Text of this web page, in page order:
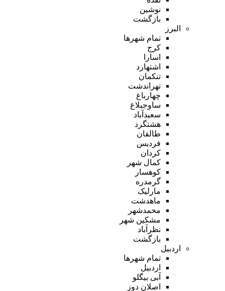
نوشین
بازگشت
البرز
تمام شهر‌ها
کرج
اسارا
اشتهارد
تنکمان
تهراندشت
چهارباغ
ساوجبلاغ
سعیدآباد
هشتگرد
طالقان
فردیس
کردان
کمال شهر
کوهسار
گرمدره
مارلیک
ماهدشت
محمدشهر
مشکین شهر
نظرآباد
بازگشت
اردبیل
تمام شهر‌ها
اردبیل
آبی بیگلو
اصلان دوز